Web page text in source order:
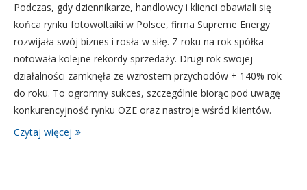
Podczas, gdy dziennikarze, handlowcy i klienci obawiali się
końca rynku fotowoltaiki w Polsce, firma Supreme Energy
rozwijała swój biznes i rosła w siłę. Z roku na rok spółka
notowała kolejne rekordy sprzedaży. Drugi rok swojej
działalności zamknęła ze wzrostem przychodów + 140% rok
do roku. To ogromny sukces, szczególnie biorąc pod uwagę
konkurencyjność rynku OZE oraz nastroje wśród klientów.
Czytaj więcej